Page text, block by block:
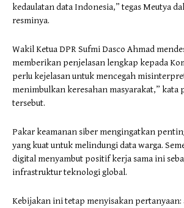
kedaulatan data Indonesia,” tegas Meutya
resminya.
Wakil Ketua DPR Sufmi Dasco Ahmad
memberikan penjelasan lengkap kepada
perlu kejelasan untuk mencegah
menimbulkan keresahan masyarakat,” kata
tersebut.
Pakar keamanan siber mengingatkan
yang kuat untuk melindungi data warga.
digital menyambut positif kerja sama ini
infrastruktur teknologi global.
Kebijakan ini tetap menyisakan pertanyaan: